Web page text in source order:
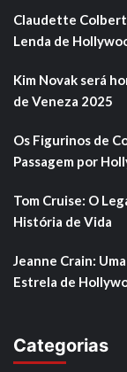
Claudette
Lenda de
Kim Novak será
de Veneza 2025
Os Figurinos de
Passagem por
Tom Cruise: O
História de Vida
Jeanne Crain:
Estrela de
Categorias